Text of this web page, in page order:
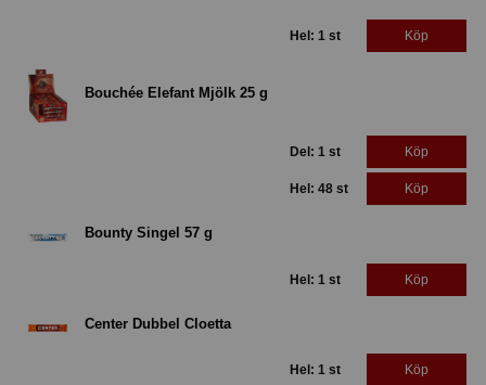
Hel: 1 st Köp
Bouchée Elefant Mjölk 25 g
Del: 1 st Köp
Hel: 48 st Köp
Bounty Singel 57 g
Hel: 1 st Köp
Center Dubbel Cloetta
Hel: 1 st Köp